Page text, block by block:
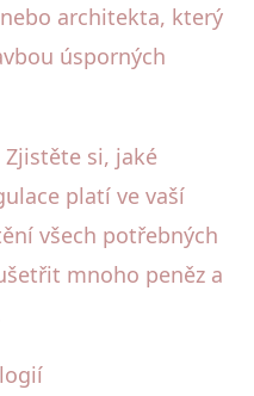
architekta, který
úsporných
Zjistěte si, jaké
platí ve vaší
všech potřebných
mnoho peněz a